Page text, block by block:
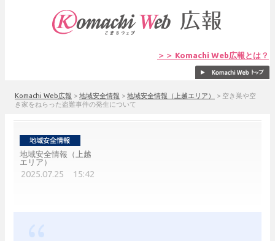
＞＞ Komachi Web広報とは？
Komachi Web広報 > 地域安全情報 > 地域安全情報（上越エリア） > 空き巣や空
き家をねらった盗難事件の発生について
地域安全情報（上越
エリア）
2025.07.25 15:42